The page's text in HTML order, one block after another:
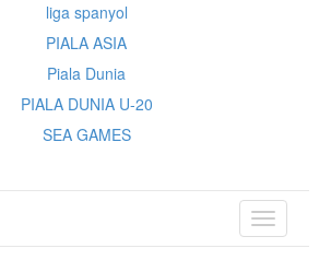
liga spanyol
PIALA ASIA
Piala Dunia
PIALA DUNIA U-20
SEA GAMES
TOGGLE